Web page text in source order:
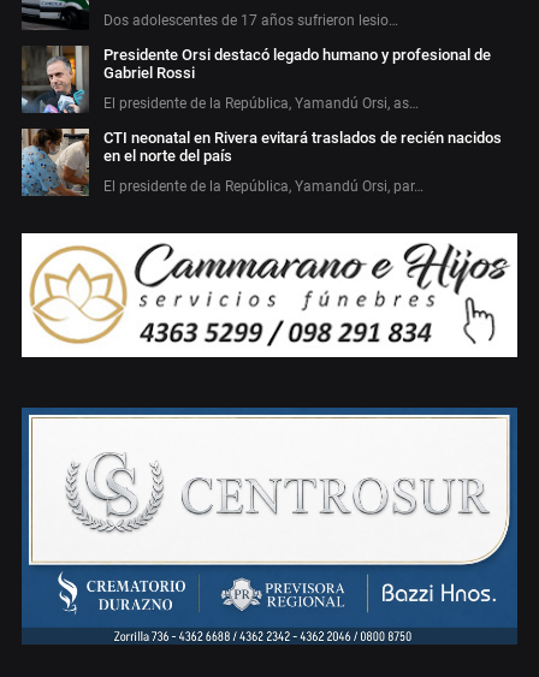
Dos adolescentes de 17 años sufrieron lesio…
Presidente Orsi destacó legado humano y profesional de
Gabriel Rossi
El presidente de la República, Yamandú Orsi, as…
CTI neonatal en Rivera evitará traslados de recién nacidos
en el norte del país
El presidente de la República, Yamandú Orsi, par…